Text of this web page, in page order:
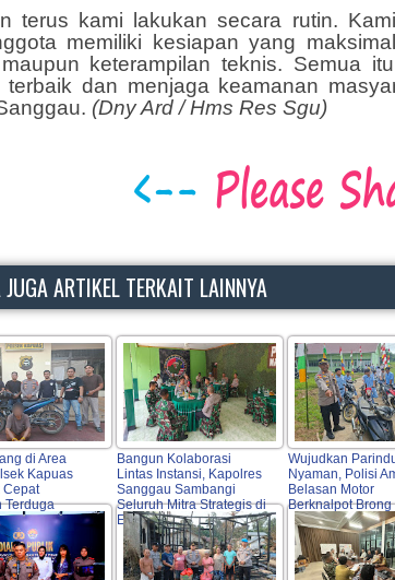
terus kami lakukan secara rutin.
memiliki kesiapan yang
keterampilan teknis. Semua
dan menjaga keamanan
(Dny Ard / Hms Res Sgu)
JUGA ARTIKEL TERKAIT LAINNYA
di Area
Kapuas
Cepat
Terduga
Bangun Kolaborasi
Lintas Instansi, Kapolres
Sanggau Sambangi
Seluruh Mitra Strategis di
Entikong
Wujudkan
Nyaman, Polisi
Belasan Motor
Berknalpot Brong